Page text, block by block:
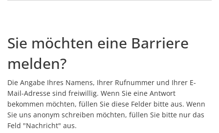
Sie möchten eine Barriere
melden?
Die Angabe Ihres Namens, Ihrer Rufnummer und Ihrer E-
Mail-Adresse sind freiwillig. Wenn Sie eine Antwort
bekommen möchten, füllen Sie diese Felder bitte aus. Wenn
Sie uns anonym schreiben möchten, füllen Sie bitte nur das
Feld "Nachricht" aus.